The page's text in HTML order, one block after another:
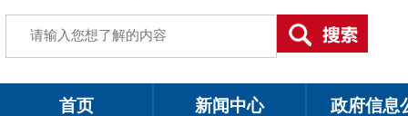
首页 新闻中心 政府信息